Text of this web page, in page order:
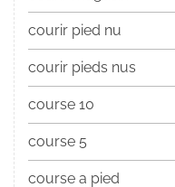
courir pied nu
courir pieds nus
course 10
course 5
course a pied